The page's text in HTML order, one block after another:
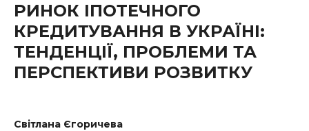
РИНОК ІПОТЕЧНОГО
КРЕДИТУВАННЯ В УКРАЇНІ:
ТЕНДЕНЦІЇ, ПРОБЛЕМИ ТА
ПЕРСПЕКТИВИ РОЗВИТКУ
Світлана Єгоричева